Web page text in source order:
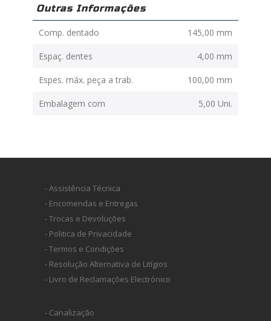
Outras Informações
Comp. dentado 145,00 mm
Espaç. dentes 4,00 mm
Espes. máx. peça a trab. 100,00 mm
Embalagem com 5,00 Uni.
- Assistência Técnica
- Encomendas e Entregas
- Trocas e Devoluções
- Politica de Privacidade
- Termos e Condições
- Resolução Alternativa de Litígios
- Livro de Reclamações Electrónico
- Canalização